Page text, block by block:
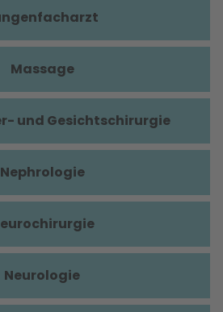
Massage
und Gesichtschirurgie
Nephrologie
Neurologie